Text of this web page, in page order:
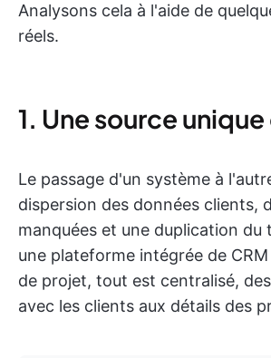
Analysons cela à l'aide de
réels.
1. Une source
Le passage d'un système à
dispersion des données clients,
manquées et une duplication du
une plateforme intégrée de
de projet, tout est centralisé,
avec les clients aux détails des